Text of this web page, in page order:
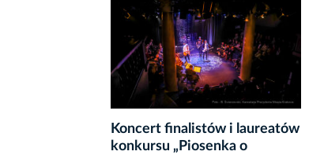
Koncert finalistów i laureatów
konkursu „Piosenka o